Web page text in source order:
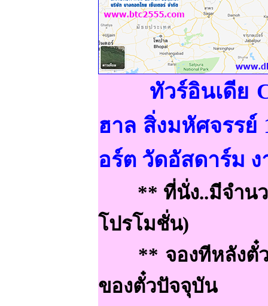
ทัวร์อินเดีย
ฮาล สิ่งมหัศจรรย์
อร์ต วัดอัสดาร์ม
** ที่นั่ง..มีจำนวน
โปรโมชั่น)
** จองทีหลังตั๋วโ
ของตั๋วปัจจุบัน